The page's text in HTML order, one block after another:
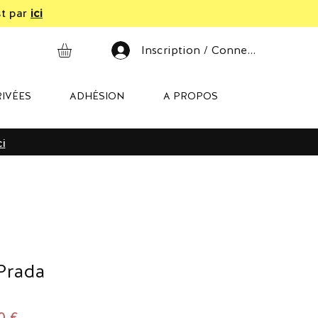
par ici
Inscription / Connexion
ADHÉSION A PROPOS